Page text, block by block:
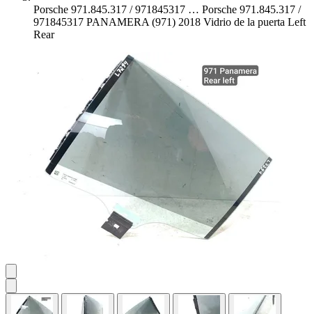
Porsche 971.845.317 / 971845317 … Porsche 971.845.317 /
971845317 PANAMERA (971) 2018 Vidrio de la puerta Left
Rear